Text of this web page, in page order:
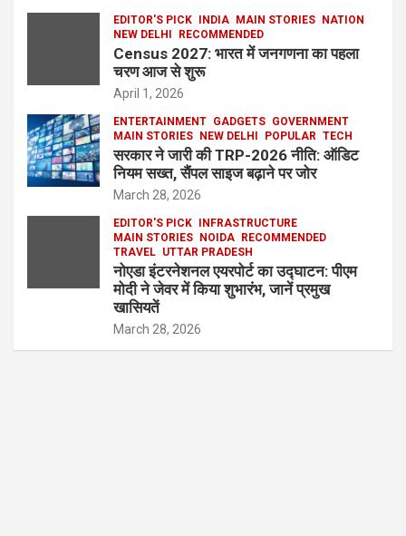
EDITOR'S PICK INDIA MAIN STORIES
NATION
NEW DELHI
RECOMMENDED
Census 2027: भारत में जनगणना का पहला
चरण आज से शुरू
April 1, 2026
ENTERTAINMENT GADGETS GOVERNMENT
MAIN STORIES
NEW DELHI POPULAR TECH
सरकार ने जारी की TRP-2026 नीति: ऑडिट
नियम सख्त, सैंपल साइज बढ़ाने पर जोर
March 28, 2026
EDITOR'S PICK
INFRASTRUCTURE
MAIN STORIES
NOIDA
RECOMMENDED
TRAVEL UTTAR PRADESH
नोएडा इंटरनेशनल एयरपोर्ट का उद्घाटन: पीएम
मोदी ने जेवर में किया शुभारंभ, जानें प्रमुख
खासियतें
March 28, 2026